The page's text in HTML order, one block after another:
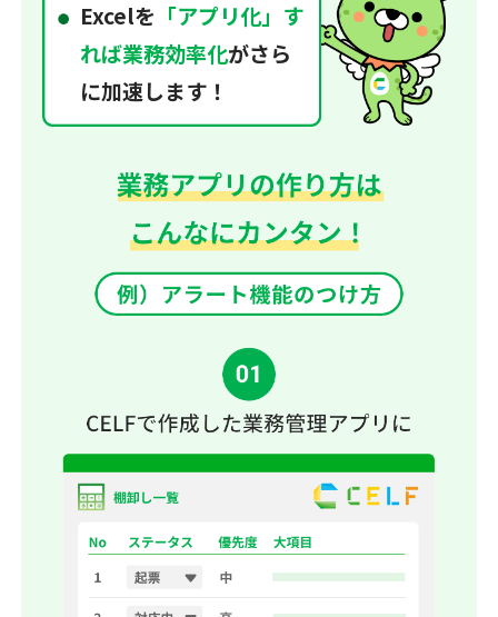
Excelを 「アプリ化」す
れば業務効率化がさら
に加速します！